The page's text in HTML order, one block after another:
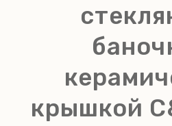
крышкой